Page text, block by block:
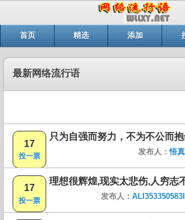
首页 精选 添加
最新网络流行语
17
投一票
只为自强而努力，不为不公而
发布人：悟真
17
投一票
理想很辉煌,现实太悲伤,人穷志
发布人： ALI353350583I